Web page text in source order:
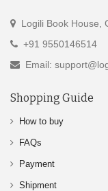
Logili Book House,
+91 9550146514
Email:
Shopping Guide
How to buy
FAQs
Payment
Shipment